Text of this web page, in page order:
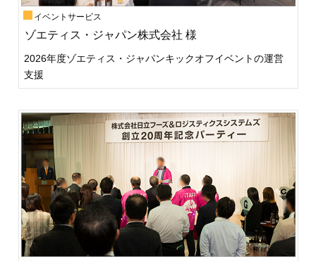
イベントサービス
ゾエティス・ジャパン株式会社 様
2026年度ゾエティス・ジャパンキックオフイベントの運営
支援